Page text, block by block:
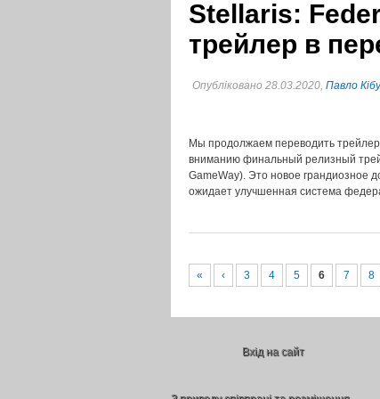
Stellaris:
трейлер в
Опубліковано 28.03.2020, Павло
Мы продолжаем переводить
вниманию финальный релизный
GameWay). Это новое грандиозное
ожидает улучшенная система
« ‹ 3 4 5 6 7 8
Вхід на сайт